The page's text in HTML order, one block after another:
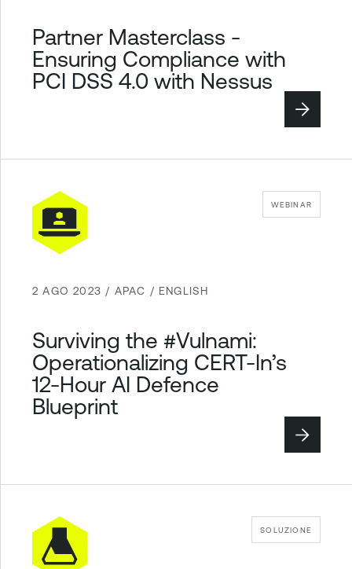
Partner Masterclass -
Ensuring Compliance with
PCI DSS 4.0 with Nessus
WEBINAR
2 AGO 2023 / APAC / ENGLISH
Surviving the #Vulnami:
Operationalizing CERT-In’s
12-Hour AI Defence
Blueprint
SOLUZIONE